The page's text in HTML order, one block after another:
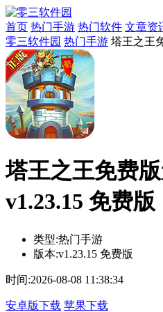
首页 热门手游 热门软件 文章资
零三软件园 热门手游 塔王之王
塔王之王免费
v1.23.15 免费版
类型:热门手游
版本:v1.23.15 免费版
时间:2026-08-08 11:38:34
安卓版下载 苹果下载